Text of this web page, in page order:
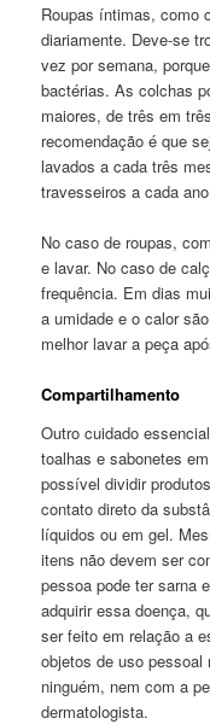
Roupas íntimas, como
diariamente. Deve-se
vez por semana,
bactérias. As colchas
maiores, de três em
recomendação é que
lavados a cada três
travesseiros a cada
No caso de roupas,
e lavar. No caso de
frequência. Em dias
a umidade e o calor
melhor lavar a peça
Compartilhamento
Outro cuidado
toalhas e sabonetes
possível dividir
contato direto da
líquidos ou em gel.
itens não devem ser
pessoa pode ter sarna
adquirir essa doença,
ser feito em relação a
objetos de uso pessoal
ninguém, nem com a
dermatologista.